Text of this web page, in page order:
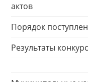
актов
Порядок
Результаты